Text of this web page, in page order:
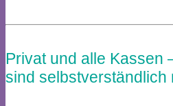
Privat und alle Kassen
sind selbstverständlich